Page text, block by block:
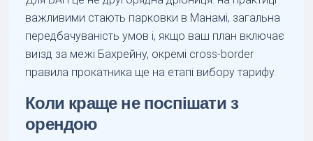
важливими стають парковки в Манамі, загальна
передбачуваність умов і, якщо ваш план включає
виїзд за межі Бахрейну, окремі cross-border
правила прокатника ще на етапі вибору тарифу.
Коли краще не поспішати з
орендою